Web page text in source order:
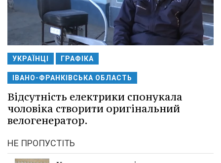
УКРАЇНЦІ ГРАФІКА
ІВАНО-ФРАНКІВСЬКА ОБЛАСТЬ
Відсутність електрики спонукала
чоловіка створити оригінальний
велогенератор.
НЕ ПРОПУСТІТЬ